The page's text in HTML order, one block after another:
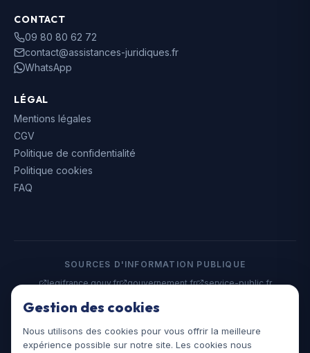
CONTACT
09 80 80 62 72
contact@assistances-juridiques.fr
WhatsApp
LÉGAL
Mentions légales
CGV
Politique de confidentialité
Politique cookies
FAQ
SOURCES D'INFORMATION PUBLIQUE
legifrance.gouv.fr
gouvernement.fr
service-public.fr
©2026 Assistances Juridiques. Tous droits réservés.
assistances-juridiques.fr
Gestion des cookies
Nous utilisons des cookies pour vous offrir la meilleure
expérience possible sur notre site. Les cookies nous